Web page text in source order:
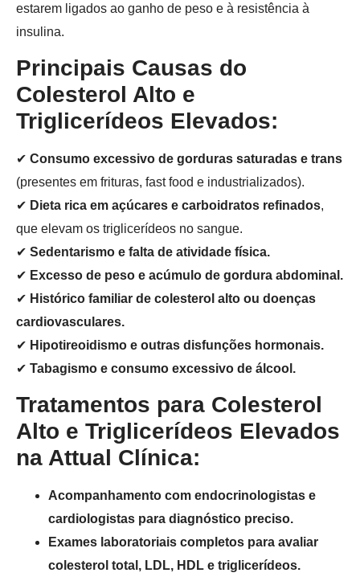
estarem ligados ao ganho de peso e à resistência à
insulina.
Principais Causas do
Colesterol Alto e
Triglicerídeos Elevados:
✔ Consumo excessivo de gorduras saturadas e trans
(presentes em frituras, fast food e industrializados).
✔ Dieta rica em açúcares e carboidratos refinados,
que elevam os triglicerídeos no sangue.
✔ Sedentarismo e falta de atividade física.
✔ Excesso de peso e acúmulo de gordura abdominal.
✔ Histórico familiar de colesterol alto ou doenças
cardiovasculares.
✔ Hipotireoidismo e outras disfunções hormonais.
✔ Tabagismo e consumo excessivo de álcool.
Tratamentos para Colesterol
Alto e Triglicerídeos Elevados
na Attual Clínica:
Acompanhamento com endocrinologistas e
cardiologistas para diagnóstico preciso.
Exames laboratoriais completos para avaliar
colesterol total, LDL, HDL e triglicerídeos.